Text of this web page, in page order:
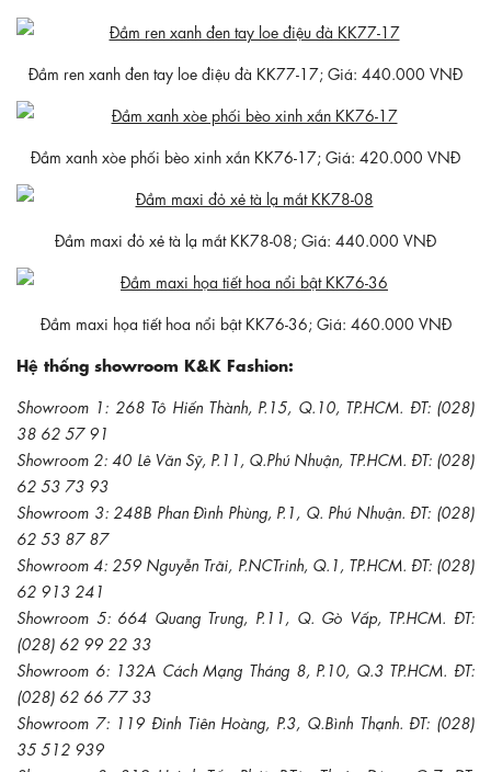
Đầm ren xanh đen tay loe điệu đà KK77-17; Giá: 440.000 VNĐ
Đầm xanh xòe phối bèo xinh xắn KK76-17; Giá: 420.000 VNĐ
Đầm maxi đỏ xẻ tà lạ mắt KK78-08; Giá: 440.000 VNĐ
Đầm maxi họa tiết hoa nổi bật KK76-36; Giá: 460.000 VNĐ
Hệ thống showroom K&K Fashion:
Showroom 1: 268 Tô Hiến Thành, P.15, Q.10, TP.HCM. ĐT: (028)
38 62 57 91
Showroom 2: 40 Lê Văn Sỹ, P.11, Q.Phú Nhuận, TP.HCM. ĐT: (028)
62 53 73 93
Showroom 3: 248B Phan Đình Phùng, P.1, Q. Phú Nhuận. ĐT: (028)
62 53 87 87
Showroom 4: 259 Nguyễn Trãi, P.NCTrinh, Q.1, TP.HCM. ĐT: (028)
62 913 241
Showroom 5: 664 Quang Trung, P.11, Q. Gò Vấp, TP.HCM. ĐT:
(028) 62 99 22 33
Showroom 6: 132A Cách Mạng Tháng 8, P.10, Q.3 TP.HCM. ĐT:
(028) 62 66 77 33
Showroom 7: 119 Đinh Tiên Hoàng, P.3, Q.Bình Thạnh. ĐT: (028)
35 512 939